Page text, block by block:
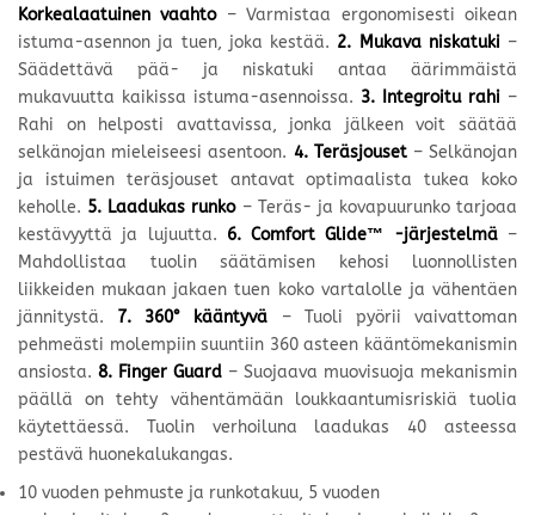
Korkealaatuinen vaahto– Varmistaa ergonomisesti oikean
istuma-asennon ja tuen, joka kestää. 2. Mukava niskatuki –
Säädettävä pää- ja niskatuki antaa äärimmäistä
mukavuutta kaikissa istuma-asennoissa. 3. Integroitu rahi –
Rahi on helposti avattavissa, jonka jälkeen voit säätää
selkänojan mieleiseesi asentoon. 4. Teräsjouset– Selkänojan
ja istuimen teräsjouset antavat optimaalista tukea koko
keholle. 5. Laadukas runko– Teräs- ja kovapuurunko tarjoaa
kestävyyttä ja lujuutta. 6. Comfort Glide™ -järjestelmä–
Mahdollistaa tuolin säätämisen kehosi luonnollisten
liikkeiden mukaan jakaen tuen koko vartalolle ja vähentäen
jännitystä. 7. 360° kääntyvä – Tuoli pyörii vaivattoman
pehmeästi molempiin suuntiin 360 asteen kääntömekanismin
ansiosta. 8. Finger Guard – Suojaava muovisuoja mekanismin
päällä on tehty vähentämään loukkaantumisriskiä tuolia
käytettäessä. Tuolin verhoiluna laadukas 40 asteessa
pestävä huonekalukangas.
10 vuoden pehmuste ja runkotakuu, 5 vuoden